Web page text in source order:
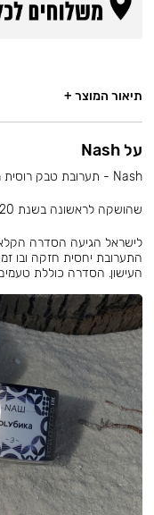
תיאור המוצר +
על Nash
Nash - תערובת טבק רוסית מבית חברת הגחלים אואזיס,
שהושקה לראשונה בשנת 2020 באירוע - Hookah Club Show.
לישראל הגיעה הסדרה
התערובת יחסית חזקה ובו
העישון. הסדרה כוללת